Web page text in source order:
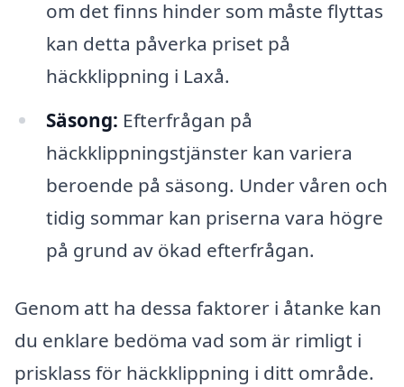
om det finns hinder som måste flyttas
kan detta påverka priset på
häckklippning i Laxå.
Säsong: Efterfrågan på
häckklippningstjänster kan variera
beroende på säsong. Under våren och
tidig sommar kan priserna vara högre
på grund av ökad efterfrågan.
Genom att ha dessa faktorer i åtanke kan
du enklare bedöma vad som är rimligt i
prisklass för häckklippning i ditt område.